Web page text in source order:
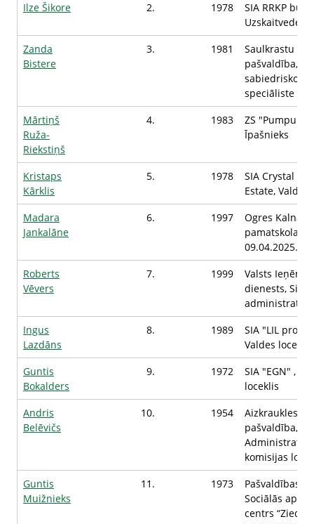
Ilze Šikore
2. 1978
SIA RRKP būve,
Uzskaitvede
Zanda
Bistere
3. 1981
Saulkrastu
pašvaldība,
sabiedrisko
speciāliste
Mārtiņš
Ruža-
Riekstiņš
4. 1983
ZS "Pumpuri",
Īpašnieks
Kristaps
Kārklis
5. 1978
SIA Crystal
Estate, Valdes
Madara
Jankalāne
6. 1997
Ogres Kalna
pamatskola (ar
09.04.2025.),
Roberts
Vēvers
7. 1999
Valsts
dienests,
administrators
Ingus
Lazdāns
8. 1989
SIA "LIL
Valdes loceklis
Guntis
Bokalders
9. 1972
SIA "EGN" ,
loceklis
Andris
Belēvičs
10. 1954
Aizkraukles
pašvaldība,
komisijas
Guntis
Muižnieks
11. 1973
Pašvaldības
Sociālās
centrs